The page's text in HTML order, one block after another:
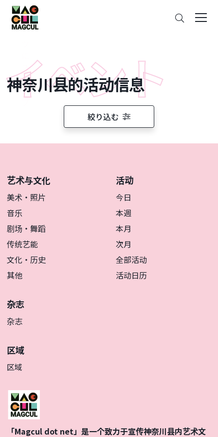
ン
テ
ン
ス
キ
ッ
神奈川县的活动信息
絞り込む
艺术与文化
美术・照片
音乐
剧场・舞蹈
传统艺能
文化・历史
其他
活动
今日
本週
本月
次月
全部活动
活动日历
杂志
杂志
区域
区域
「Magcul dot net」是一个致力于宣传神奈川县内艺术文